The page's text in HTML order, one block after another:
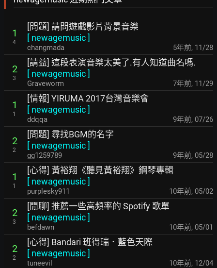
1
4
[問題] 請問遊戲影片背景音樂
[ newagemusic]
changmada 5年前, 11/28
2
3
[請益] 這段表演音樂太美了.有人知道曲名嗎.
[ newagemusic]
Graveworm 7年前, 11/29
1
1
[情報] YIRUMA 2017台灣音樂會
[ newagemusic]
ddqqa 9年前, 07/26
2
2
[問題] 尋找BGM的名字
[ newagemusic]
gg1259789 9年前, 05/28
1
1
[心得] 黃裕翔《聽見黃裕翔》鋼琴專輯
[ newagemusic]
purplesky911 10年前, 05/02
2
3
[閒聊] 推薦一些高頻率的 Spotify 歌單
[ newagemusic]
befdawn 10年前, 05/01
2
2
[心得] Bandari 班得瑞．藍色天際
[ newagemusic]
tuneevil 10年前, 12/04